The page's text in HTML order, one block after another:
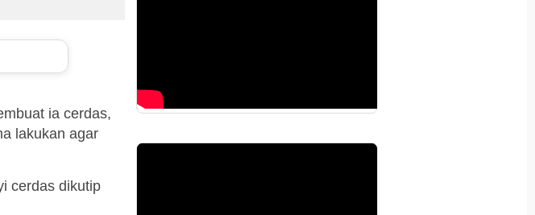
ia cerdas,
lakukan agar
cerdas dikutip
Pemutar